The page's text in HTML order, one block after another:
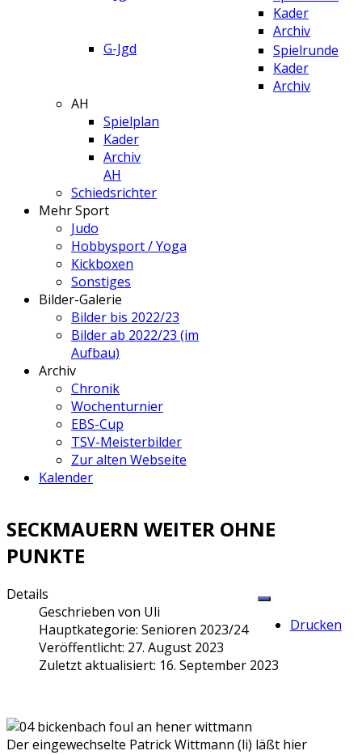
Kader
Archiv
G-Jgd
Spielrunde
Kader
Archiv
AH
Spielplan
Kader
Archiv
AH
Schiedsrichter
Mehr Sport
Judo
Hobbysport / Yoga
Kickboxen
Sonstiges
Bilder-Galerie
Bilder bis 2022/23
Bilder ab 2022/23 (im
Aufbau)
Archiv
Chronik
Wochenturnier
EBS-Cup
TSV-Meisterbilder
Zur alten Webseite
Kalender
SECKMAUERN WEITER OHNE
PUNKTE
Drucken
Details
Geschrieben von Uli
Hauptkategorie: Senioren 2023/24
Veröffentlicht: 27. August 2023
Zuletzt aktualisiert: 16. September 2023
Der eingewechselte Patrick Wittmann (li) läßt hier